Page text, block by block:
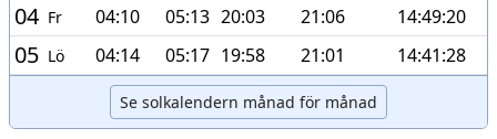
04 Fr 04:10 05:13 20:03 21:06 14:49:20
05 Lö 04:14 05:17 19:58 21:01 14:41:28
Se solkalendern månad för månad